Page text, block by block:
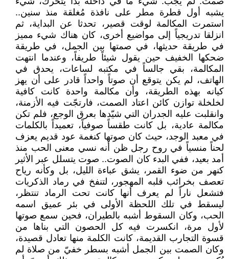
يشبه أول قطرة مطر على نافذة مُغلقة منذ سنين..
استمرت المكالمة لوقت قصير، تحدثا عن البداية، ثم
انزلقا تدريجياً إلى مواضيع أخرى، كان هناك شيء مميز
في طريقة حديثها، في صمتها بين الجمل، في طريقة
ضحكها الخفيف حين يقول شيئاً طريفاً، وعندما انتهت
المكالمة، بقي جالساً في مكتبه لساعات، يحدق في
الهاتف، لم يكن يتوقع أن صوتاً واحداً قادر على أن يهز
كيانه بهذه الطريقة، وأن مكالمة واحدة كانت كافية
لخلخلة توازن كائن اعتاد الصمت، فارتجّت فيه الأزمنة،
وانقلبت عليه الجدران التي شيّدها بعرق الوجع، فلم تكن
مكالمة عادية، بل كانت طقساً صوفياً، تعميداً بالكلمات
في معبد الوجد، حيث كان صوتها كنغمة عود قديم يعزف
لحناً منسياً في روح رجل ظن أنه نسي معنى الحب منذ
أمد بعيد، ففي البدء كان الصوت.. صوت يتسلل عبر الأثير
كنهر من ضوء القمر، يشق عباءة الليل، بل وكأنه رياح
تعصف بخرائب قلبه المهجور، لتنفخ في رماد الذكريات
فتشعل ناراً لم يعرف أنها كانت تحت الرماد تنتظر،
ليسقط في تلك اللحظة الأولى في بئر عميق اسمه
الحب، وكان السقوط أشبه بالطيران، فحين سمع صوتها
لأول مرة، انكسرت فيه كل الحصون التي بناها من
قسوة التجارب القديمة، كانت الكلمة منها تعادل قصيدة،
وكان الصمت بين الجمل أشبه بسطر خفيّ من صلاة لم